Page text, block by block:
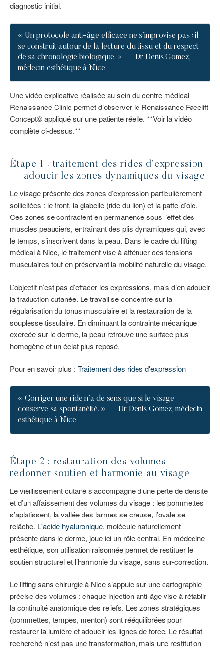
diagnostic initial.
« Un protocole anti-âge efficace ne s’improvise pas : il
se construit autour de la lecture du tissu et du respect
de sa chronologie biologique. » — Dr Denis Gomez,
médecin esthétique à Nice
Une vidéo explicative réalisée au sein du centre médical
Renaissance Clinic permet d’observer le Renaissance Facelift
Concept© appliqué sur une patiente réelle. **Voir la vidéo
complète ci-dessus.**
Étape 1 : traitement des rides d’expression
— adoucir les zones dynamiques du visage
Le visage présente des zones d’expression particulièrement
sollicitées : le front, la glabelle (ride du lion) et la patte-d’oie.
Ces zones se contractent en permanence sous l’effet des
muscles peauciers, entraînant des plis dynamiques qui, avec
le temps, s’inscrivent dans la peau. Dans le cadre du lifting
médical à Nice, le traitement vise à atténuer ces tensions
musculaires tout en préservant la mobilité naturelle du visage.
L’objectif n’est pas d’effacer les expressions, mais d’en adoucir
la traduction cutanée. Le travail se concentre sur la
régularisation du tonus musculaire et la restauration de la
souplesse tissulaire. En diminuant la contrainte mécanique
exercée sur le derme, la peau retrouve une surface plus
homogène et un éclat plus reposé.
Pour en savoir plus : Traitement des rides d'expression
« Corriger une ride n’a de sens que si le visage
conserve sa spontanéité. » — Dr Denis Gomez, médecin
esthétique à Nice
Étape 2 : restauration des volumes —
redonner soutien et harmonie au visage
Le vieillissement cutané s’accompagne d’une perte de densité
et d’un affaissement des volumes du visage : les pommettes
s’aplatissent, la vallée des larmes se creuse, l’ovale se
relâche. L'acide hyaluronique, molécule naturellement
présente dans le derme, joue ici un rôle central. En médecine
esthétique, son utilisation raisonnée permet de restituer le
soutien structurel et l’harmonie du visage, sans sur-correction.
Le lifting sans chirurgie à Nice s’appuie sur une cartographie
précise des volumes : chaque injection anti-âge vise à rétablir
la continuité anatomique des reliefs. Les zones stratégiques
(pommettes, tempes, menton) sont rééquilibrées pour
restaurer la lumière et adoucir les lignes de force. Le résultat
recherché n’est pas une transformation, mais une restitution